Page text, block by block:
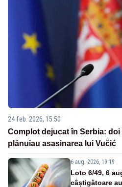
24 feb. 2026, 15:50
Complot dejucat în Serbia:
plănuiau asasinarea lui Vučić
6 aug. 2026, 19:19
Loto 6/49, 6
câștigătoare